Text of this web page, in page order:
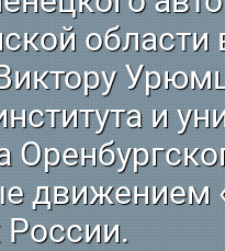
области
и
движением
России.